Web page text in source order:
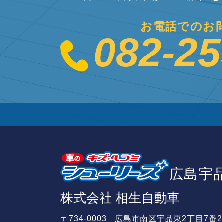
お電話でのお
082-
広島宇
株式会社 相生自動車
〒734-0003 広島市南区宇品東2丁目7番